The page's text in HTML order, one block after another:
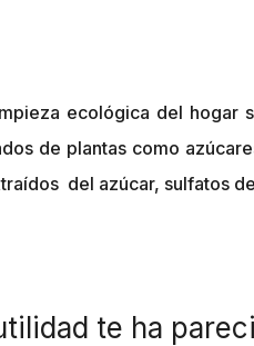
ecológica del
de plantas como
del azúcar, sulfatos
te ha